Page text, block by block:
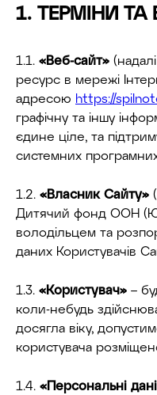
1. ТЕРМІНИ
1.1. «Веб-сайт»
ресурс в мережі
адресою https://
графічну та іншу
єдине ціле, та
системних
1.2. «Власник Сайту»
Дитячий фонд ООН
володільцем та
даних Користувачів
1.3. «Користувач» –
коли-небудь
досягла віку,
користувача
1.4. «Персональні